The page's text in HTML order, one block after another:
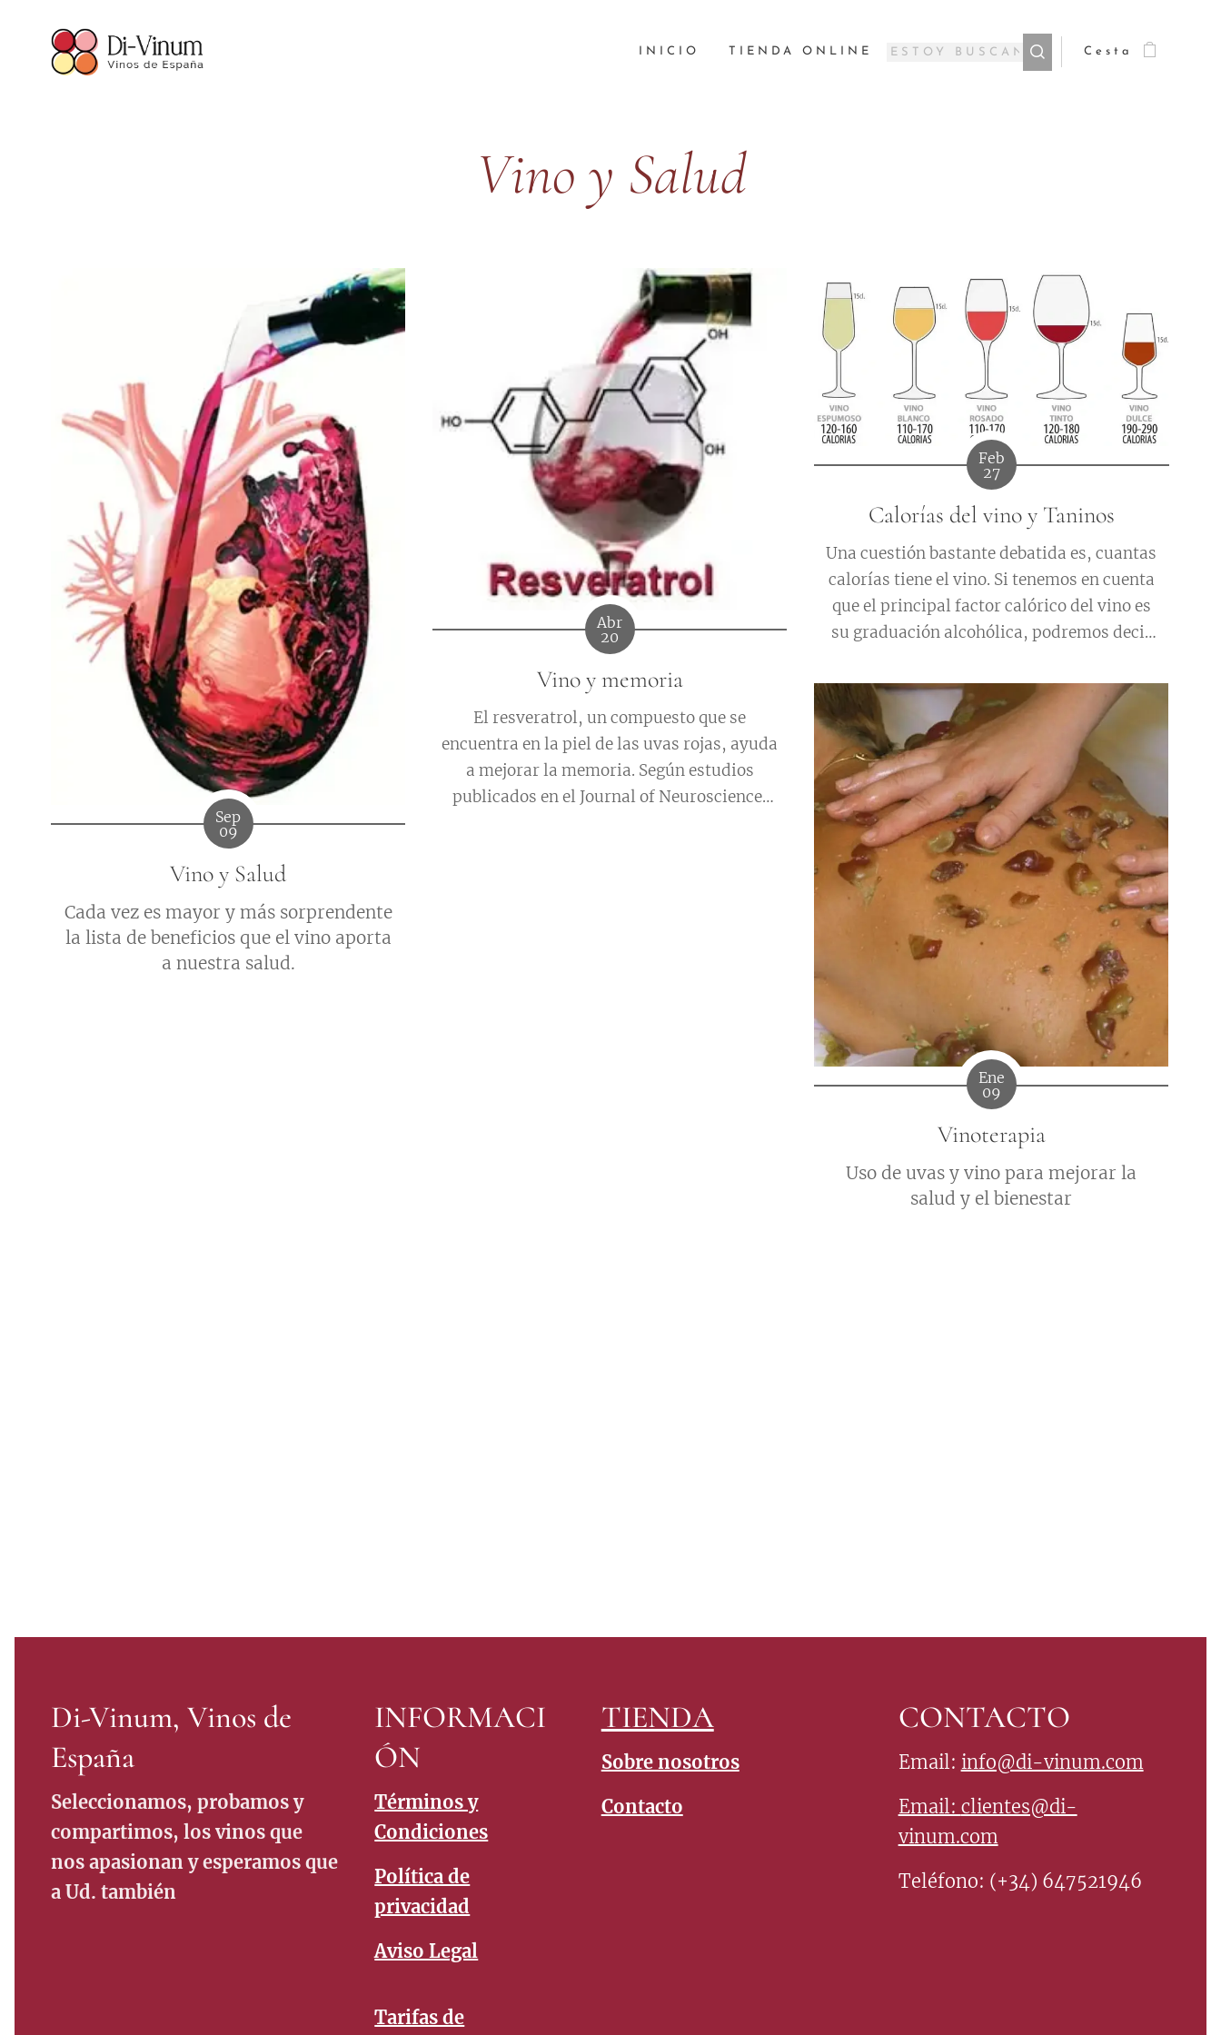
INICIO TIENDA ONLINE Cesta
Vino y Salud
Sep
09
Vino y Salud
Cada vez es mayor y más sorprendente
la lista de beneficios que el vino aporta
a nuestra salud.
Abr
20
Vino y memoria
El resveratrol, un compuesto que se
encuentra en la piel de las uvas rojas, ayuda
a mejorar la memoria. Según estudios
publicados en el Journal of Neuroscience,
Feb
27
Calorías del vino y Taninos
Una cuestión bastante debatida es, cuantas
calorías tiene el vino. Si tenemos en cuenta
que el principal factor calórico del vino es
su graduación alcohólica, podremos decir
alcohol equivale a 7 calorías. Si una copa de
vino unos 10 cl. tendríamos 7 u 8 copas por
botella de 0,75 l. Si tomamos una...
Ene
09
Vinoterapia
Uso de uvas y vino para mejorar la
salud y el bienestar
Di-Vinum, Vinos de
España
Seleccionamos, probamos y
compartimos, los vinos que
nos apasionan y esperamos que
a Ud. también
INFORMACI
ÓN
Términos y
Condiciones
Política de
privacidad
Aviso Legal
Tarifas de
TIENDA
Sobre nosotros
Contacto
CONTACTO
Email: info@di-vinum.com
Email: clientes@di-
vinum.com
Teléfono: (+34) 647521946